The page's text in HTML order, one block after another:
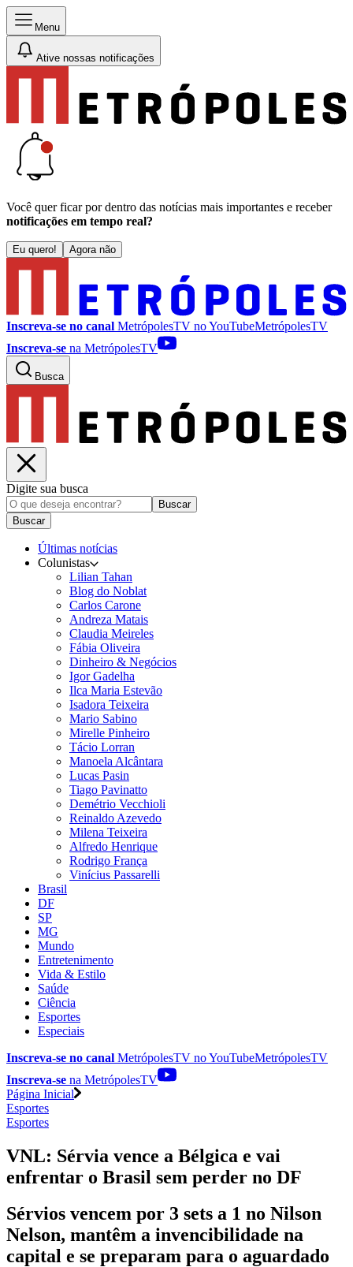
Menu
Ative nossas notificações
Você quer ficar por dentro das notícias mais importantes e receber
notificações em tempo real?
Eu quero! Agora não
Inscreva-se no canal MetrópolesTV noYouTubeMetrópolesTV
Inscreva-se na MetrópolesTV
Busca
Digite sua busca
Buscar
Buscar
Últimas notícias
Colunistas
Lilian Tahan
Blog do Noblat
Carlos Carone
Andreza Matais
Claudia Meireles
Fábia Oliveira
Dinheiro & Negócios
Igor Gadelha
Ilca Maria Estevão
Isadora Teixeira
Mario Sabino
Mirelle Pinheiro
Tácio Lorran
Manoela Alcântara
Lucas Pasin
Tiago Pavinatto
Demétrio Vecchioli
Reinaldo Azevedo
Milena Teixeira
Alfredo Henrique
Rodrigo França
Vinícius Passarelli
Brasil
DF
SP
MG
Mundo
Entretenimento
Vida & Estilo
Saúde
Ciência
Esportes
Especiais
Inscreva-se no canal MetrópolesTV noYouTubeMetrópolesTV
Inscreva-se na MetrópolesTV
Página Inicial
Esportes
Esportes
VNL: Sérvia vence a Bélgica e vai
enfrentar o Brasil sem perder no DF
Sérvios vencem por 3 sets a 1 no Nilson
Nelson, mantêm a invencibilidade na
capital e se preparam para o aguardado